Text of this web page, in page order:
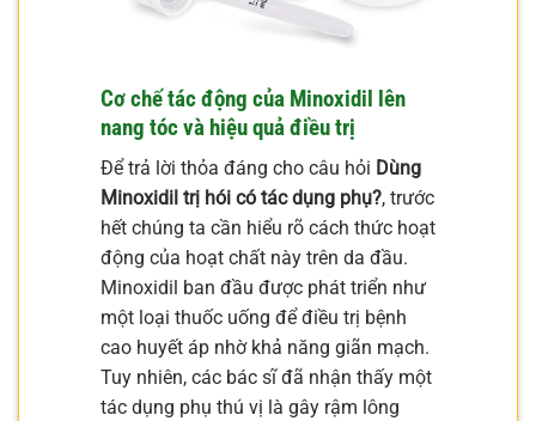
Cơ chế tác động của Minoxidil lên
nang tóc và hiệu quả điều trị
Để trả lời thỏa đáng cho câu hỏi Dùng
Minoxidil trị hói có tác dụng phụ?, trước
hết chúng ta cần hiểu rõ cách thức hoạt
động của hoạt chất này trên da đầu.
Minoxidil ban đầu được phát triển như
một loại thuốc uống để điều trị bệnh
cao huyết áp nhờ khả năng giãn mạch.
Tuy nhiên, các bác sĩ đã nhận thấy một
tác dụng phụ thú vị là gây rậm lông